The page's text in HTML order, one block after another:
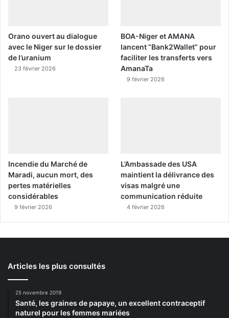
Orano ouvert au dialogue
avec le Niger sur le dossier
de l’uranium
23 février 2026
BOA-Niger et AMANA
lancent “Bank2Wallet” pour
faciliter les transferts vers
AmanaTa
9 février 2026
Incendie du Marché de
Maradi, aucun mort, des
pertes matérielles
considérables
9 février 2026
L’Ambassade des USA
maintient la délivrance des
visas malgré une
communication réduite
4 février 2026
Articles les plus consultés
25 novembre 2019
Santé, les graines de papaye, un excellent contraceptif
naturel pour les femmes mariées